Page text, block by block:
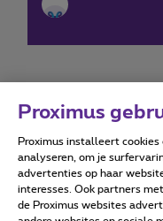
Proximus
Proximus installeert
analyseren, om je
advertenties op haar
interesses. Ook partners
de Proximus websites